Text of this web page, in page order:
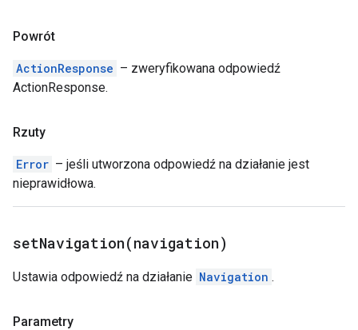
Powrót
ActionResponse – zweryfikowana odpowiedź
ActionResponse.
Rzuty
Error – jeśli utworzona odpowiedź na działanie jest
nieprawidłowa.
setNavigation(navigation)
Ustawia odpowiedź na działanie Navigation .
Parametry